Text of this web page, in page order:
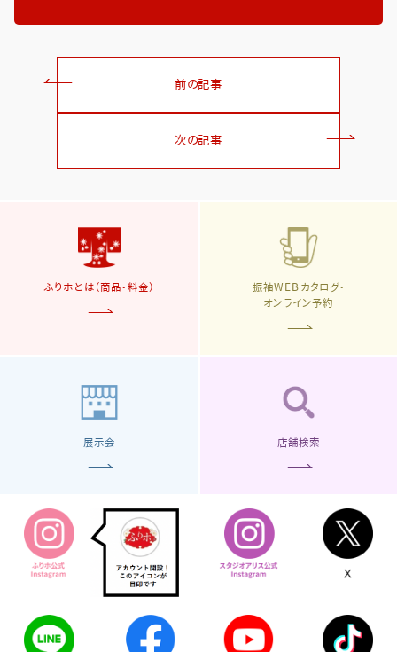
前の記事
次の記事
ふりホとは（商品・料金）
振袖WEBカタログ・
オンライン予約
展示会 店舗検索